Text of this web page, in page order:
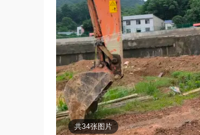
共34张图片